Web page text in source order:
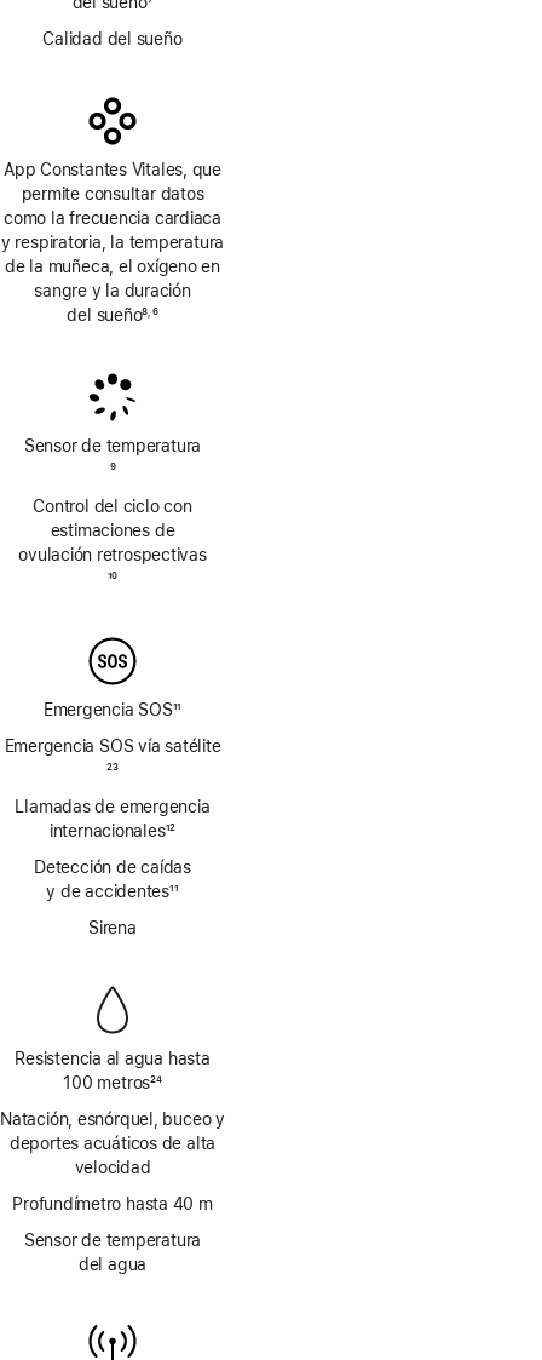
Calidad del sueño
App Constantes Vitales, que
permite consultar datos
como la frecuencia cardiaca
y respiratoria, la temperatura
de la muñeca, el oxígeno en
sangre y la duración
del sueño
página
8
página
6
Sensor de temperatura
pie
página
9
Control del ciclo con
estimaciones de
ovulación retrospectivas
10
Emergencia SOS
a
de
página
11
Emergencia SOS vía satélite
pie
página
23
Llamadas de emergencia
internacionales12
Detección de caídas
y de accidentes11
Sirena
Resistencia al agua hasta
100 metros
a
pie
página
24
Natación, esnórquel, buceo y
deportes acuáticos de alta
velocidad
Profundímetro hasta 40 m
Sensor de temperatura
del agua